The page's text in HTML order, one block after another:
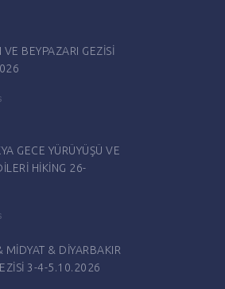
BEYPAZARI GEZİSİ
GECE YÜRÜYÜŞÜ VE
HİKİNG 26-
MİDYAT & DİYARBAKIR
3-4-5.10.2026